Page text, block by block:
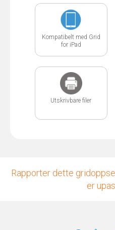
Kompatibelt med Grid
for iPad
Utskrivbare filer
Rapporter dette
er